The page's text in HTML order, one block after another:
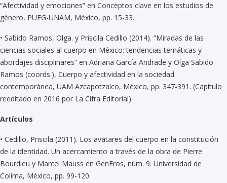
“Afectividad y emociones” en Conceptos clave en los estudios de
género, PUEG-UNAM, México, pp. 15-33.
• Sabido Ramos, Olga. y Priscila Cedillo (2014). “Miradas de las
ciencias sociales al cuerpo en México: tendencias temáticas y
abordajes disciplinares” en Adriana García Andrade y Olga Sabido
Ramos (coords.), Cuerpo y afectividad en la sociedad
contemporánea, UAM Azcapotzalco, México, pp. 347-391. (Capítulo
reeditado en 2016 por La Cifra Editorial).
Artículos
• Cedillo, Priscila (2011). Los avatares del cuerpo en la constitución
de la identidad. Un acercamiento a través de la obra de Pierre
Bourdieu y Marcel Mauss en GenEros, núm. 9. Universidad de
Colima, México, pp. 99-120.